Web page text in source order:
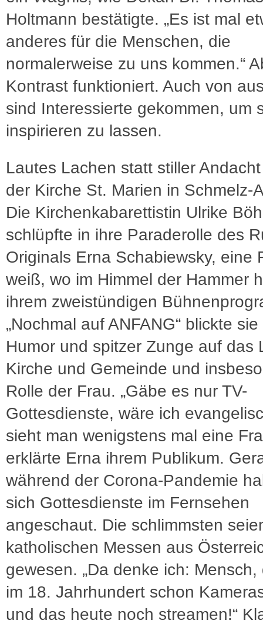
Holtmann bestätigte. „Es ist mal
anderes für die Menschen, die
normalerweise zu uns kommen.“
Kontrast funktioniert. Auch von
sind Interessierte gekommen, um
inspirieren zu lassen.
Lautes Lachen statt stiller
der Kirche St. Marien in Schmelz-
Die Kirchenkabarettistin Ulrike
schlüpfte in ihre Paraderolle des
Originals Erna Schabiewsky, eine
weiß, wo im Himmel der Hammer
ihrem zweistündigen
„Nochmal auf ANFANG“ blickte sie
Humor und spitzer Zunge auf das
Kirche und Gemeinde und
Rolle der Frau. „Gäbe es nur TV-
Gottesdienste, wäre ich
sieht man wenigstens mal eine
erklärte Erna ihrem Publikum.
während der Corona-Pandemie
sich Gottesdienste im Fernsehen
angeschaut. Die schlimmsten
katholischen Messen aus
gewesen. „Da denke ich: Mensch,
im 18. Jahrhundert schon
und das heute noch streamen!“